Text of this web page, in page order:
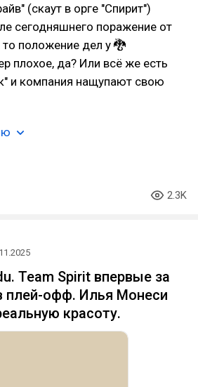
(скаут в орге "Спирит")
сегодняшнего поражение от
положение дел у 🐉
плохое, да? Или всё же есть
и компания нащупают свою
2.3K
Team Spirit впервые за
плей-офф. Илья Монеси
красоту.